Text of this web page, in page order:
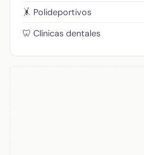
🤸 Polideportivos
🦷 Clínicas dentales